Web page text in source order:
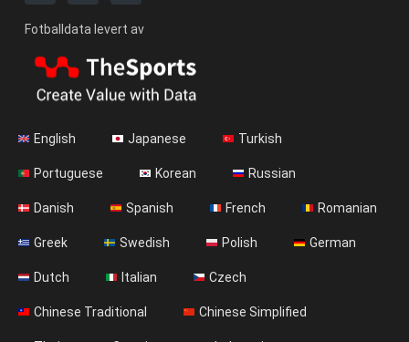
Fotballdata levert av
English Japanese Turkish
Portuguese Korean Russian
Danish Spanish French Romanian
Greek Swedish Polish German
Dutch Italian Czech
Chinese Traditional Chinese Simplified